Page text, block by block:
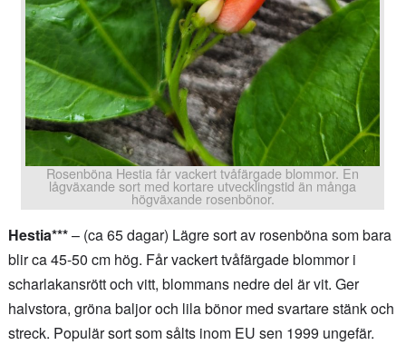
Rosenböna Hestia får vackert tvåfärgade blommor. En
lågväxande sort med kortare utvecklingstid än många
högväxande rosenbönor.
Hestia***– (ca 65 dagar) Lägre sort av rosenböna som bara
blir ca 45-50 cm hög. Får vackert tvåfärgade blommor i
scharlakansrött och vitt, blommans nedre del är vit. Ger
halvstora, gröna baljor och lila bönor med svartare stänk och
streck. Populär sort som sålts inom EU sen 1999 ungefär.